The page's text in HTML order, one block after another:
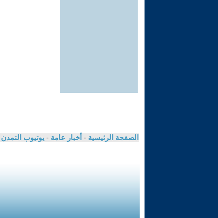
الصفحة الرئيسية - أخبار عامة - يوتيوب التمدن